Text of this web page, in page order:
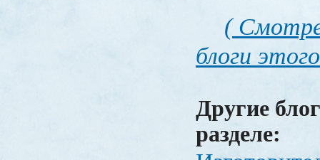
(
блоги
Другие
разделе: